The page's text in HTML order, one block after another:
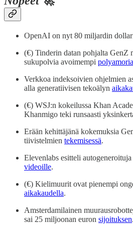
OpenAI on nyt 80 miljardin
(€) Tinderin datan pohjalta GenZ
sukupolvia avoimempi
Verkkoa indeksoivien ohjelmien
alla generatiivisen tekoälyn
(€) WSJ:n kokeilussa Khan
Khanmigo teki runsaasti
Erään kehittäjänä kokemuksia
tiivistelmien tekemisessä.
Elevenlabs esitteli
videoille.
(€) Kielimuurit ovat pienempi
aikakaudella.
Amsterdamilainen
sai 25 miljoonan euron sijoituksen.